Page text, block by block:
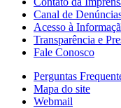
Canal de
Acesso à
Transparência e
Fale Conosco
Perguntas
Mapa do site
Webmail